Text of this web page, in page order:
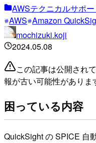
AWSテクニカルサポー
AWS Amazon
mochizuki.koji
2024.05.08
この記事は公開され
報が古い可能性がありま
困っている内容
QuickSight の SPICE 自